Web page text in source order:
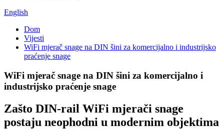
English
Dom
Vijesti
WiFi mjerač snage na DIN šini za komercijalno i industrijsko
praćenje snage
WiFi mjerač snage na DIN šini za komercijalno i
industrijsko praćenje snage
Zašto DIN-rail WiFi mjerači snage
postaju neophodni u modernim objektima